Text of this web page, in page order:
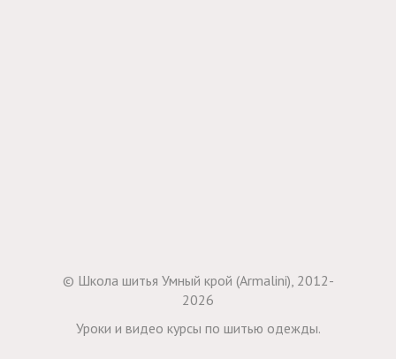
© Школа шитья Умный крой (Armalini), 2012-
2026
Уроки и видео курсы по шитью одежды.